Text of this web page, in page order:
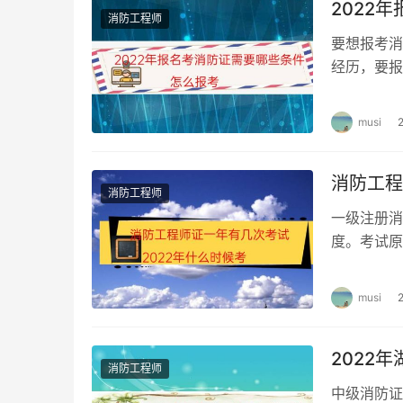
消防工程师 2022年
要想报考
经历，要
musi
消防工程师 消防工
一级注册
度。考试
musi
消防工程师 2022年
中级消防